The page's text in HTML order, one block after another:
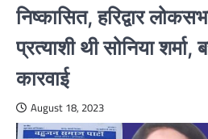
निष्कासित, हरिद्वार
प्रत्याशी थी सोनिया
कारवाई
August 18, 2023